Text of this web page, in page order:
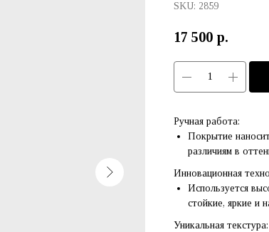
SKU: 2859
17 500 р.
Ручная работа:
Покрытие
различиям в
Инновационная
Используется
стойкие, яркие и
Уникальная текстура: